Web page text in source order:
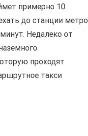
примерно 10
до станции метро
Недалеко от
проходят
такси